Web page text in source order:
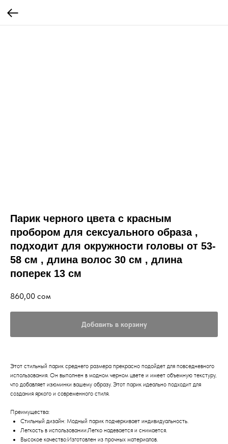
Парик черного цвета с красным
пробором для сексуального образа ,
подходит для окружности головы от 53-
58 см , длина волос 30 см , длина
поперек 13 см
860,00 сом
Добавить в корзину
Этот стильный парик среднего размера прекрасно подойдет для повседневного
использования. Он выполнен в модном черном цвете и имеет объемную текстуру,
что добавляет изюминки вашему образу. Этот парик идеально подходит для
создания яркого и современного стиля.
Преимущества:
Стильный дизайн: Модный парик подчеркивает индивидуальность.
Легкость в использовании:Легко надевается и снимается.
Высокое качество:Изготовлен из прочных материалов.